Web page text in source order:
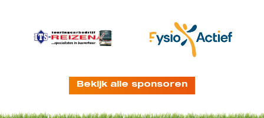
Bekijk alle sponsoren